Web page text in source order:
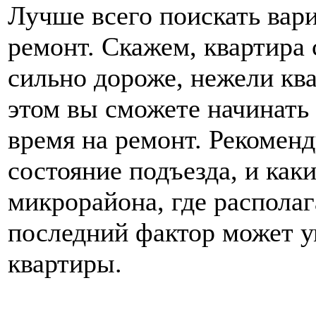
Лучше всего поискать
ремонт. Скажем, квартира
сильно дороже, нежели
этом вы сможете начинать
время на ремонт.
состояние подъезда, и
микрорайона, где
последний фактор может
квартиры.